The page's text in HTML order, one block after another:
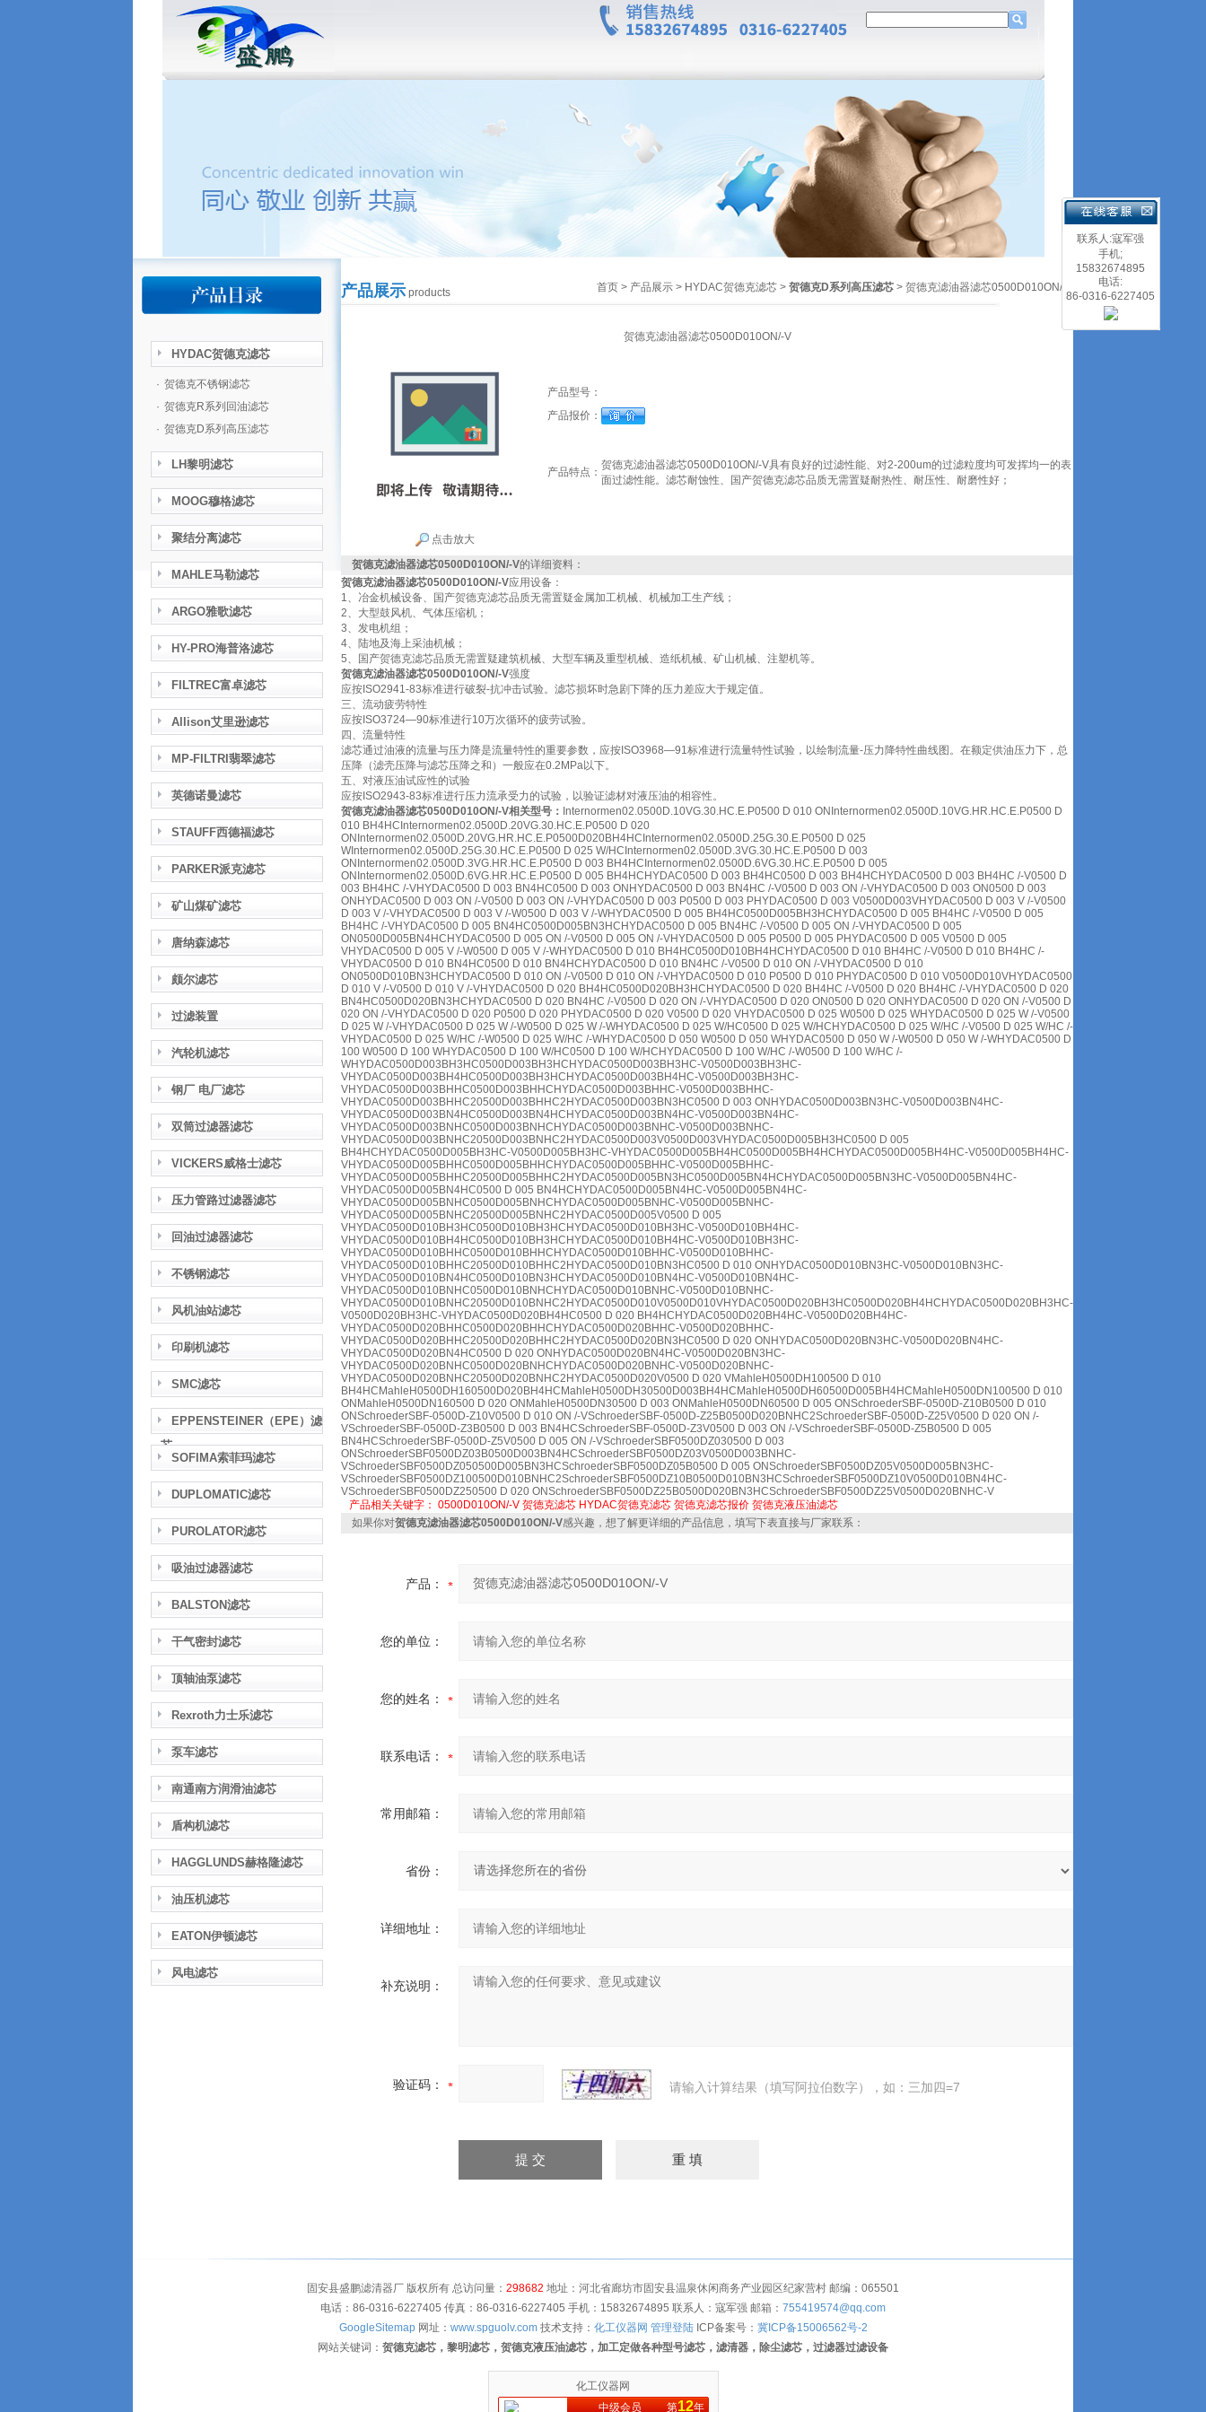
HYDAC贺德克滤芯
· 贺德克不锈钢滤芯
· 贺德克R系列回油滤芯
· 贺德克D系列高压滤芯
LH黎明滤芯
MOOG穆格滤芯
聚结分离滤芯
MAHLE马勒滤芯
ARGO雅歌滤芯
HY-PRO海普洛滤芯
FILTREC富卓滤芯
Allison艾里逊滤芯
MP-FILTRI翡翠滤芯
英德诺曼滤芯
STAUFF西德福滤芯
PARKER派克滤芯
矿山煤矿滤芯
唐纳森滤芯
颇尔滤芯
过滤装置
汽轮机滤芯
钢厂 电厂滤芯
双筒过滤器滤芯
VICKERS威格士滤芯
压力管路过滤器滤芯
回油过滤器滤芯
不锈钢滤芯
风机油站滤芯
印刷机滤芯
SMC滤芯
EPPENSTEINER（EPE）滤
芯
SOFIMA索菲玛滤芯
DUPLOMATIC滤芯
PUROLATOR滤芯
吸油过滤器滤芯
BALSTON滤芯
干气密封滤芯
顶轴油泵滤芯
Rexroth力士乐滤芯
泵车滤芯
南通南方润滑油滤芯
盾构机滤芯
HAGGLUNDS赫格隆滤芯
油压机滤芯
EATON伊顿滤芯
风电滤芯
产品展示 products 首页 > 产品展示 > HYDAC贺德克滤芯 > 贺德克D系列高压滤芯 > 贺德克滤油器滤芯0500D010ON/-V
贺德克滤油器滤芯0500D010ON/-V
点击放大
产品型号：
产品报价：
产品特点：
贺德克滤油器滤芯0500D010ON/-V具有良好的过滤性能、对2-200um的过滤粒度均可发挥均一的表
面过滤性能。滤芯耐蚀性、国产贺德克滤芯品质无需置疑耐热性、耐压性、耐磨性好；
贺德克滤油器滤芯0500D010ON/-V的详细资料：
贺德克滤油器滤芯0500D010ON/-V应用设备：
1、冶金机械设备、国产贺德克滤芯品质无需置疑金属加工机械、机械加工生产线；
2、大型鼓风机、气体压缩机；
3、发电机组；
4、陆地及海上采油机械；
5、国产贺德克滤芯品质无需置疑建筑机械、大型车辆及重型机械、造纸机械、矿山机械、注塑机等。
贺德克滤油器滤芯0500D010ON/-V强度
应按ISO2941-83标准进行破裂-抗冲击试验。滤芯损坏时急剧下降的压力差应大于规定值。
三、流动疲劳特性
应按ISO3724—90标准进行10万次循环的疲劳试验。
四、流量特性
滤芯通过油液的流量与压力降是流量特性的重要参数，应按ISO3968—91标准进行流量特性试验，以绘制流量-压力降特性曲线图。在额定供油压力下，总
压降（滤壳压降与滤芯压降之和）一般应在0.2MPa以下。
五、对液压油试应性的试验
应按ISO2943-83标准进行压力流承受力的试验，以验证滤材对液压油的相容性。
贺德克滤油器滤芯0500D010ON/-V相关型号： Internormen02.0500D.10VG.30.HC.E.P0500 D 010 ONInternormen02.0500D.10VG.HR.HC.E.P0500 D
010 BH4HCInternormen02.0500D.20VG.30.HC.E.P0500 D 020
ONInternormen02.0500D.20VG.HR.HC.E.P0500D020BH4HCInternormen02.0500D.25G.30.E.P0500 D 025
WInternormen02.0500D.25G.30.HC.E.P0500 D 025 W/HCInternormen02.0500D.3VG.30.HC.E.P0500 D 003
ONInternormen02.0500D.3VG.HR.HC.E.P0500 D 003 BH4HCInternormen02.0500D.6VG.30.HC.E.P0500 D 005
ONInternormen02.0500D.6VG.HR.HC.E.P0500 D 005 BH4HCHYDAC0500 D 003 BH4HC0500 D 003 BH4HCHYDAC0500 D 003 BH4HC /-V0500 D
003 BH4HC /-VHYDAC0500 D 003 BN4HC0500 D 003 ONHYDAC0500 D 003 BN4HC /-V0500 D 003 ON /-VHYDAC0500 D 003 ON0500 D 003
ONHYDAC0500 D 003 ON /-V0500 D 003 ON /-VHYDAC0500 D 003 P0500 D 003 PHYDAC0500 D 003 V0500D003VHYDAC0500 D 003 V /-V0500
D 003 V /-VHYDAC0500 D 003 V /-W0500 D 003 V /-WHYDAC0500 D 005 BH4HC0500D005BH3HCHYDAC0500 D 005 BH4HC /-V0500 D 005
BH4HC /-VHYDAC0500 D 005 BN4HC0500D005BN3HCHYDAC0500 D 005 BN4HC /-V0500 D 005 ON /-VHYDAC0500 D 005
ON0500D005BN4HCHYDAC0500 D 005 ON /-V0500 D 005 ON /-VHYDAC0500 D 005 P0500 D 005 PHYDAC0500 D 005 V0500 D 005
VHYDAC0500 D 005 V /-W0500 D 005 V /-WHYDAC0500 D 010 BH4HC0500D010BH4HCHYDAC0500 D 010 BH4HC /-V0500 D 010 BH4HC /-
VHYDAC0500 D 010 BN4HC0500 D 010 BN4HCHYDAC0500 D 010 BN4HC /-V0500 D 010 ON /-VHYDAC0500 D 010
ON0500D010BN3HCHYDAC0500 D 010 ON /-V0500 D 010 ON /-VHYDAC0500 D 010 P0500 D 010 PHYDAC0500 D 010 V0500D010VHYDAC0500
D 010 V /-V0500 D 010 V /-VHYDAC0500 D 020 BH4HC0500D020BH3HCHYDAC0500 D 020 BH4HC /-V0500 D 020 BH4HC /-VHYDAC0500 D 020
BN4HC0500D020BN3HCHYDAC0500 D 020 BN4HC /-V0500 D 020 ON /-VHYDAC0500 D 020 ON0500 D 020 ONHYDAC0500 D 020 ON /-V0500 D
020 ON /-VHYDAC0500 D 020 P0500 D 020 PHYDAC0500 D 020 V0500 D 020 VHYDAC0500 D 025 W0500 D 025 WHYDAC0500 D 025 W /-V0500
D 025 W /-VHYDAC0500 D 025 W /-W0500 D 025 W /-WHYDAC0500 D 025 W/HC0500 D 025 W/HCHYDAC0500 D 025 W/HC /-V0500 D 025 W/HC /-
VHYDAC0500 D 025 W/HC /-W0500 D 025 W/HC /-WHYDAC0500 D 050 W0500 D 050 WHYDAC0500 D 050 W /-W0500 D 050 W /-WHYDAC0500 D
100 W0500 D 100 WHYDAC0500 D 100 W/HC0500 D 100 W/HCHYDAC0500 D 100 W/HC /-W0500 D 100 W/HC /-
WHYDAC0500D003BH3HC0500D003BH3HCHYDAC0500D003BH3HC-V0500D003BH3HC-
VHYDAC0500D003BH4HC0500D003BH3HCHYDAC0500D003BH4HC-V0500D003BH3HC-
VHYDAC0500D003BHHC0500D003BHHCHYDAC0500D003BHHC-V0500D003BHHC-
VHYDAC0500D003BHHC20500D003BHHC2HYDAC0500D003BN3HC0500 D 003 ONHYDAC0500D003BN3HC-V0500D003BN4HC-
VHYDAC0500D003BN4HC0500D003BN4HCHYDAC0500D003BN4HC-V0500D003BN4HC-
VHYDAC0500D003BNHC0500D003BNHCHYDAC0500D003BNHC-V0500D003BNHC-
VHYDAC0500D003BNHC20500D003BNHC2HYDAC0500D003V0500D003VHYDAC0500D005BH3HC0500 D 005
BH4HCHYDAC0500D005BH3HC-V0500D005BH3HC-VHYDAC0500D005BH4HC0500D005BH4HCHYDAC0500D005BH4HC-V0500D005BH4HC-
VHYDAC0500D005BHHC0500D005BHHCHYDAC0500D005BHHC-V0500D005BHHC-
VHYDAC0500D005BHHC20500D005BHHC2HYDAC0500D005BN3HC0500D005BN4HCHYDAC0500D005BN3HC-V0500D005BN4HC-
VHYDAC0500D005BN4HC0500 D 005 BN4HCHYDAC0500D005BN4HC-V0500D005BN4HC-
VHYDAC0500D005BNHC0500D005BNHCHYDAC0500D005BNHC-V0500D005BNHC-
VHYDAC0500D005BNHC20500D005BNHC2HYDAC0500D005V0500 D 005
VHYDAC0500D010BH3HC0500D010BH3HCHYDAC0500D010BH3HC-V0500D010BH4HC-
VHYDAC0500D010BH4HC0500D010BH3HCHYDAC0500D010BH4HC-V0500D010BH3HC-
VHYDAC0500D010BHHC0500D010BHHCHYDAC0500D010BHHC-V0500D010BHHC-
VHYDAC0500D010BHHC20500D010BHHC2HYDAC0500D010BN3HC0500 D 010 ONHYDAC0500D010BN3HC-V0500D010BN3HC-
VHYDAC0500D010BN4HC0500D010BN3HCHYDAC0500D010BN4HC-V0500D010BN4HC-
VHYDAC0500D010BNHC0500D010BNHCHYDAC0500D010BNHC-V0500D010BNHC-
VHYDAC0500D010BNHC20500D010BNHC2HYDAC0500D010V0500D010VHYDAC0500D020BH3HC0500D020BH4HCHYDAC0500D020BH3HC-
V0500D020BH3HC-VHYDAC0500D020BH4HC0500 D 020 BH4HCHYDAC0500D020BH4HC-V0500D020BH4HC-
VHYDAC0500D020BHHC0500D020BHHCHYDAC0500D020BHHC-V0500D020BHHC-
VHYDAC0500D020BHHC20500D020BHHC2HYDAC0500D020BN3HC0500 D 020 ONHYDAC0500D020BN3HC-V0500D020BN4HC-
VHYDAC0500D020BN4HC0500 D 020 ONHYDAC0500D020BN4HC-V0500D020BN3HC-
VHYDAC0500D020BNHC0500D020BNHCHYDAC0500D020BNHC-V0500D020BNHC-
VHYDAC0500D020BNHC20500D020BNHC2HYDAC0500D020V0500 D 020 VMahleH0500DH100500 D 010
BH4HCMahleH0500DH160500D020BH4HCMahleH0500DH30500D003BH4HCMahleH0500DH60500D005BH4HCMahleH0500DN100500 D 010
ONMahleH0500DN160500 D 020 ONMahleH0500DN30500 D 003 ONMahleH0500DN60500 D 005 ONSchroederSBF-0500D-Z10B0500 D 010
ONSchroederSBF-0500D-Z10V0500 D 010 ON /-VSchroederSBF-0500D-Z25B0500D020BNHC2SchroederSBF-0500D-Z25V0500 D 020 ON /-
VSchroederSBF-0500D-Z3B0500 D 003 BN4HCSchroederSBF-0500D-Z3V0500 D 003 ON /-VSchroederSBF-0500D-Z5B0500 D 005
BN4HCSchroederSBF-0500D-Z5V0500 D 005 ON /-VSchroederSBF0500DZ030500 D 003
ONSchroederSBF0500DZ03B0500D003BN4HCSchroederSBF0500DZ03V0500D003BNHC-
VSchroederSBF0500DZ050500D005BN3HCSchroederSBF0500DZ05B0500 D 005 ONSchroederSBF0500DZ05V0500D005BN3HC-
VSchroederSBF0500DZ100500D010BNHC2SchroederSBF0500DZ10B0500D010BN3HCSchroederSBF0500DZ10V0500D010BN4HC-
VSchroederSBF0500DZ250500 D 020 ONSchroederSBF0500DZ25B0500D020BN3HCSchroederSBF0500DZ25V0500D020BNHC-V
产品相关关键字： 0500D010ON/-V 贺德克滤芯 HYDAC贺德克滤芯 贺德克滤芯报价 贺德克液压油滤芯
如果你对贺德克滤油器滤芯0500D010ON/-V感兴趣，想了解更详细的产品信息，填写下表直接与厂家联系：
产品：
您的单位：
您的姓名：
联系电话：
常用邮箱：
省份：
详细地址：
补充说明：
验证码： 请输入计算结果（填写阿拉伯数字），如：三加四=7
固安县盛鹏滤清器厂 版权所有 总访问量： 298682 地址：河北省廊坊市固安县温泉休闲商务产业园区纪家营村 邮编：065501
电话：86-0316-6227405 传真：86-0316-6227405 手机：15832674895 联系人：寇军强 邮箱： 755419574@qq.com
GoogleSitemap网址： www.spguolv.com技术支持： 化工仪器网 管理登陆ICP备案号： 冀ICP备15006562号-2
网站关键词： 贺德克滤芯，黎明滤芯，贺德克液压油滤芯，加工定做各种型号滤芯，滤清器，除尘滤芯，过滤器过滤设备
联系人:寇军强
手机;
15832674895
电话:
86-0316-6227405
化工仪器网
中级会员
第12年